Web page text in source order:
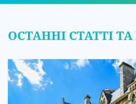
ОСТАННІ СТАТТІ